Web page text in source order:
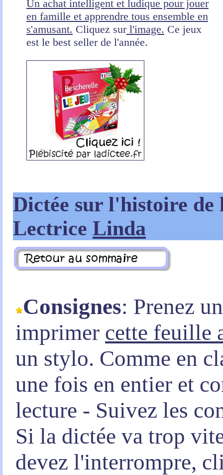
Un achat intelligent et ludique pour jouer
en famille et apprendre tous ensemble en
s'amusant. Cliquez surl'image. Ce jeux
est le best seller de l'année.
Dictée sur l'histoire
Lectrice Linda
Consignes: Prenez
imprimer cette feuille
un stylo. Comme en
une fois en entier et
lecture - Suivez les
Si la dictée va trop
devez l'interrompre,